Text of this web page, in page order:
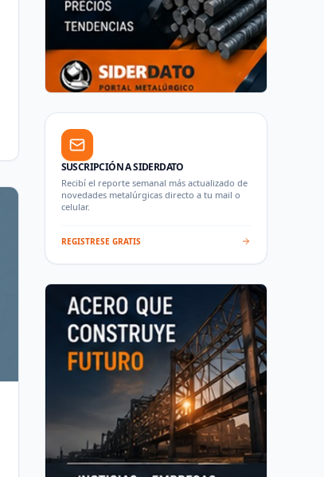
SUSCRIPCIÓN A SIDERDATO
Recibí el reporte semanal más actualizado de
novedades metalúrgicas directo a tu mail o
celular.
REGISTRESE GRATIS